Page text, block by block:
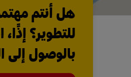
هل أنتم
للتطوير؟
بالوصول إلى